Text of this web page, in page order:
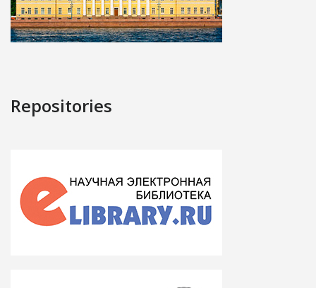
Repositories